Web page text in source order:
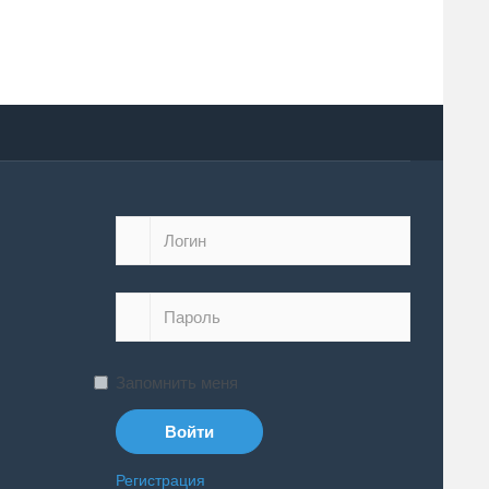
Запомнить меня
Регистрация